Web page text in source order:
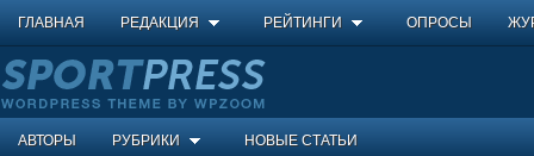
ГЛАВНАЯ РЕДАКЦИЯ РЕЙТИНГИ ОПРОСЫ
АВТОРЫ РУБРИКИ НОВЫЕ СТАТЬИ